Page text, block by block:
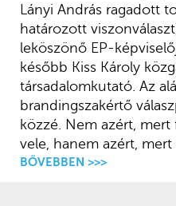
Lányi András ragadott
határozott
leköszönő EP-
később Kiss Károly
társadalomkutató. Az
brandingszakértő
közzé. Nem azért,
vele, hanem azért,
BŐVEBBEN >>>